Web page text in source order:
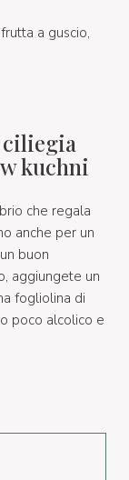
a guscio,
kuchni
che regala
anche per un
buon
aggiungete un
fogliolina di
poco alcolico e